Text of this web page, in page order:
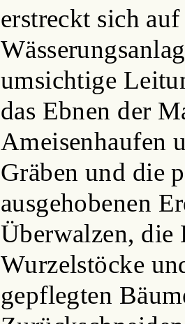
erstreckt sich
umsichtige
das Ebnen der
Ameisenhaufen
Gräben und die
ausgehobenen
Überwalzen, die
Wurzelstöcke
gepflegten